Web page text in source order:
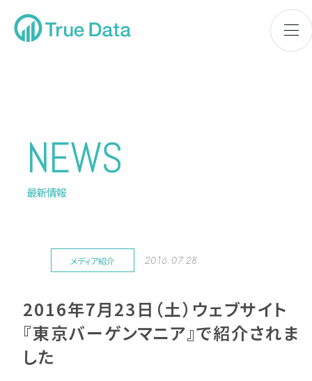
NEWS
最新情報
メディア紹介 2016.07.28
2016年7月23日（土）ウェブサイト
『東京バーゲンマニア』で紹介されま
した